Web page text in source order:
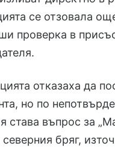
се отзовала
проверка в
отказаха да
но по
става въпрос за
бряг,